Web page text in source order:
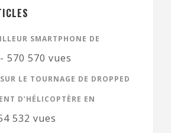
SMARTPHONE DE
- 570 570 vues
LE TOURNAGE DE DROPPED
D’HÉLICOPTÈRE EN
532 vues